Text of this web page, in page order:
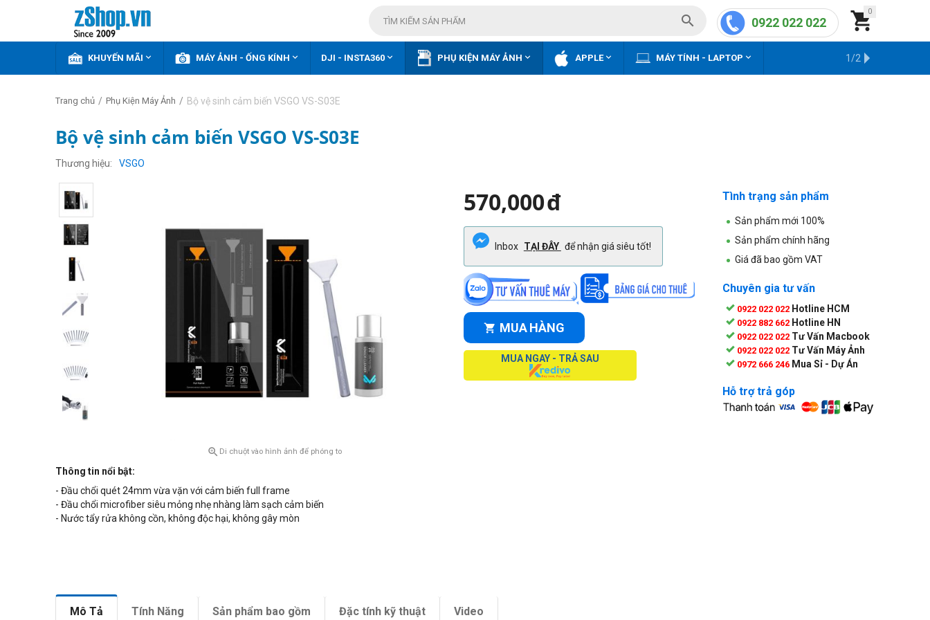
0

0922 022 022

KHUYẾN MÃI  MÁY ẢNH - ỐNG KÍNH  DJI - INSTA360  PHỤ KIỆN MÁY ẢNH  APPLE MÁY TÍNH - LAPTOP  KHO HÀNG CŨ
1/2
Trang chủ / Phụ Kiện Máy Ảnh / Bộ vệ sinh cảm biến VSGO VS-S03E
Bộ vệ sinh cảm biến VSGO VS-S03E
Thương hiệu VSGO
 Di chuột vào hình ảnh để phóng to
Thông tin nổi bật:
- Đầu chổi quét 24mm vừa vặn với cảm biến full frame
- Đầu chổi microfiber siêu mỏng nhẹ nhàng làm sạch cảm biến
- Nước tẩy rửa không cồn, không độc hại, không gây mòn
570,000đ
Inbox TẠI ĐÂY để nhận giá siêu tốt!
MUA HÀNG
MUA NGAY - TRẢ SAU
Tình trạng sản phẩm
Sản phẩm mới 100%
Sản phẩm chính hãng
Giá đã bao gồm VAT
Chuyên gia tư vấn
0922 022 022 Hotline HCM
0922 882 662 Hotline HN
0922 022 022 Tư Vấn Macbook
0922 022 022 Tư Vấn Máy Ảnh
0972 666 246 Mua Sỉ - Dự Án
Hỗ trợ trả góp
Mô Tả Tính Năng Sản phẩm bao gồm Đặc tính kỹ thuật Video